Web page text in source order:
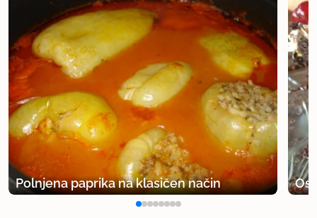
Polnjena paprika na klasičen način